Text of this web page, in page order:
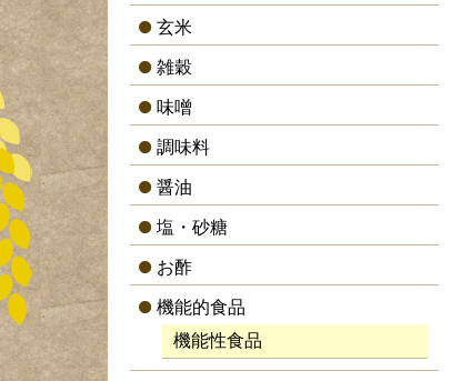
玄米
雑穀
味噌
調味料
醤油
塩・砂糖
お酢
機能的食品
機能性食品